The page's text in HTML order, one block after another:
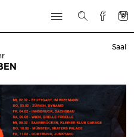
Saal